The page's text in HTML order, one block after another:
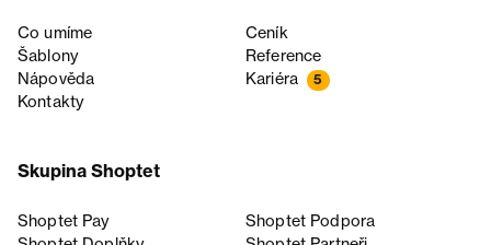
Co umíme
Ceník
Šablony
Reference
Nápověda
Kariéra 5
Kontakty
Skupina Shoptet
Shoptet Pay
Shoptet Podpora